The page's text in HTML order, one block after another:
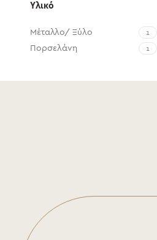
Υλικό
Μέταλλο/ Ξύλο 1
Πορσελάνη 1